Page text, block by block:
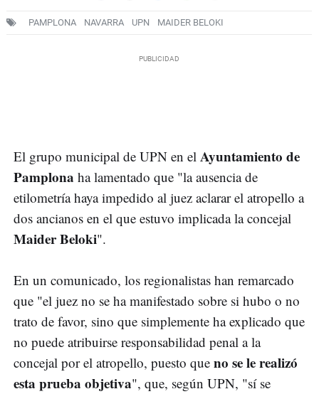
PAMPLONA NAVARRA UPN MAIDER BELOKI
El grupo municipal de UPN en el Ayuntamiento de
Pamplona ha lamentado que "la ausencia de
etilometría haya impedido al juez aclarar el atropello a
dos ancianos en el que estuvo implicada la concejal
Maider Beloki".
En un comunicado, los regionalistas han remarcado
que "el juez no se ha manifestado sobre si hubo o no
trato de favor, sino que simplemente ha explicado que
no puede atribuirse responsabilidad penal a la
concejal por el atropello, puesto que no se le realizó
esta prueba objetiva", que, según UPN, "sí se